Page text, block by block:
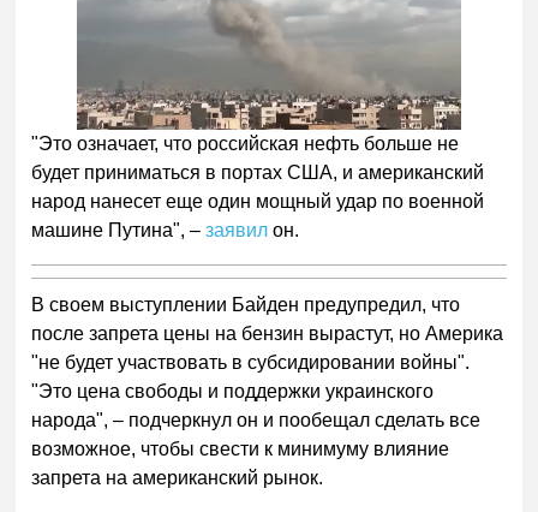
"Это означает, что российская нефть больше не
будет приниматься в портах США, и американский
народ нанесет еще один мощный удар по военной
машине Путина", –заявил он.
В своем выступлении Байден предупредил, что
после запрета цены на бензин вырастут, но Америка
"не будет участвовать в субсидировании войны".
"Это цена свободы и поддержки украинского
народа", – подчеркнул он и пообещал сделать все
возможное, чтобы свести к минимуму влияние
запрета на американский рынок.